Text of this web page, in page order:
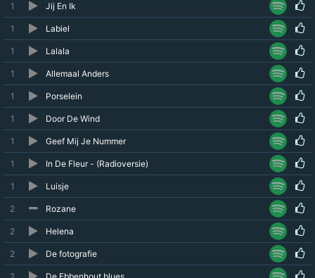
1 Jij En Ik
1 Labiel
1 Lalala
1 Allemaal Anders
1 Porselein
1 Door De Wind
1 Geef Mij Je Nummer
1 In De Fleur - (Radioversie)
1 Luisje
2 Rozane
2 Helena
2 De fotografie